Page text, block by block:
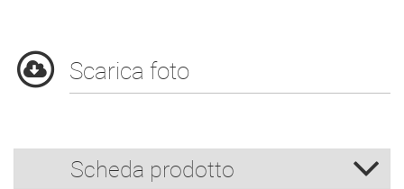
Scarica foto
Scheda prodotto